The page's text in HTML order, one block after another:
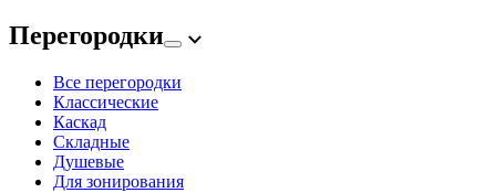
Перегородки
Все перегородки
Классические
Каскад
Складные
Душевые
Для зонирования